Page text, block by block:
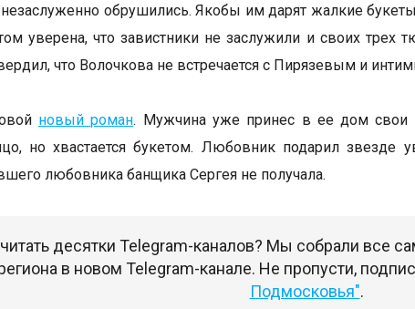
обрушились. Якобы им дарят жалкие букеты,
уверена, что завистники не заслужили и своих трех
что Волочкова не встречается с Пирязевым и
новый роман. Мужчина уже принес в ее дом свои
но хвастается букетом. Любовник подарил звезде
любовника банщика Сергея не получала.
десятки Telegram-каналов? Мы собрали все
в новом Telegram-канале. Не пропусти,
Подмосковья".